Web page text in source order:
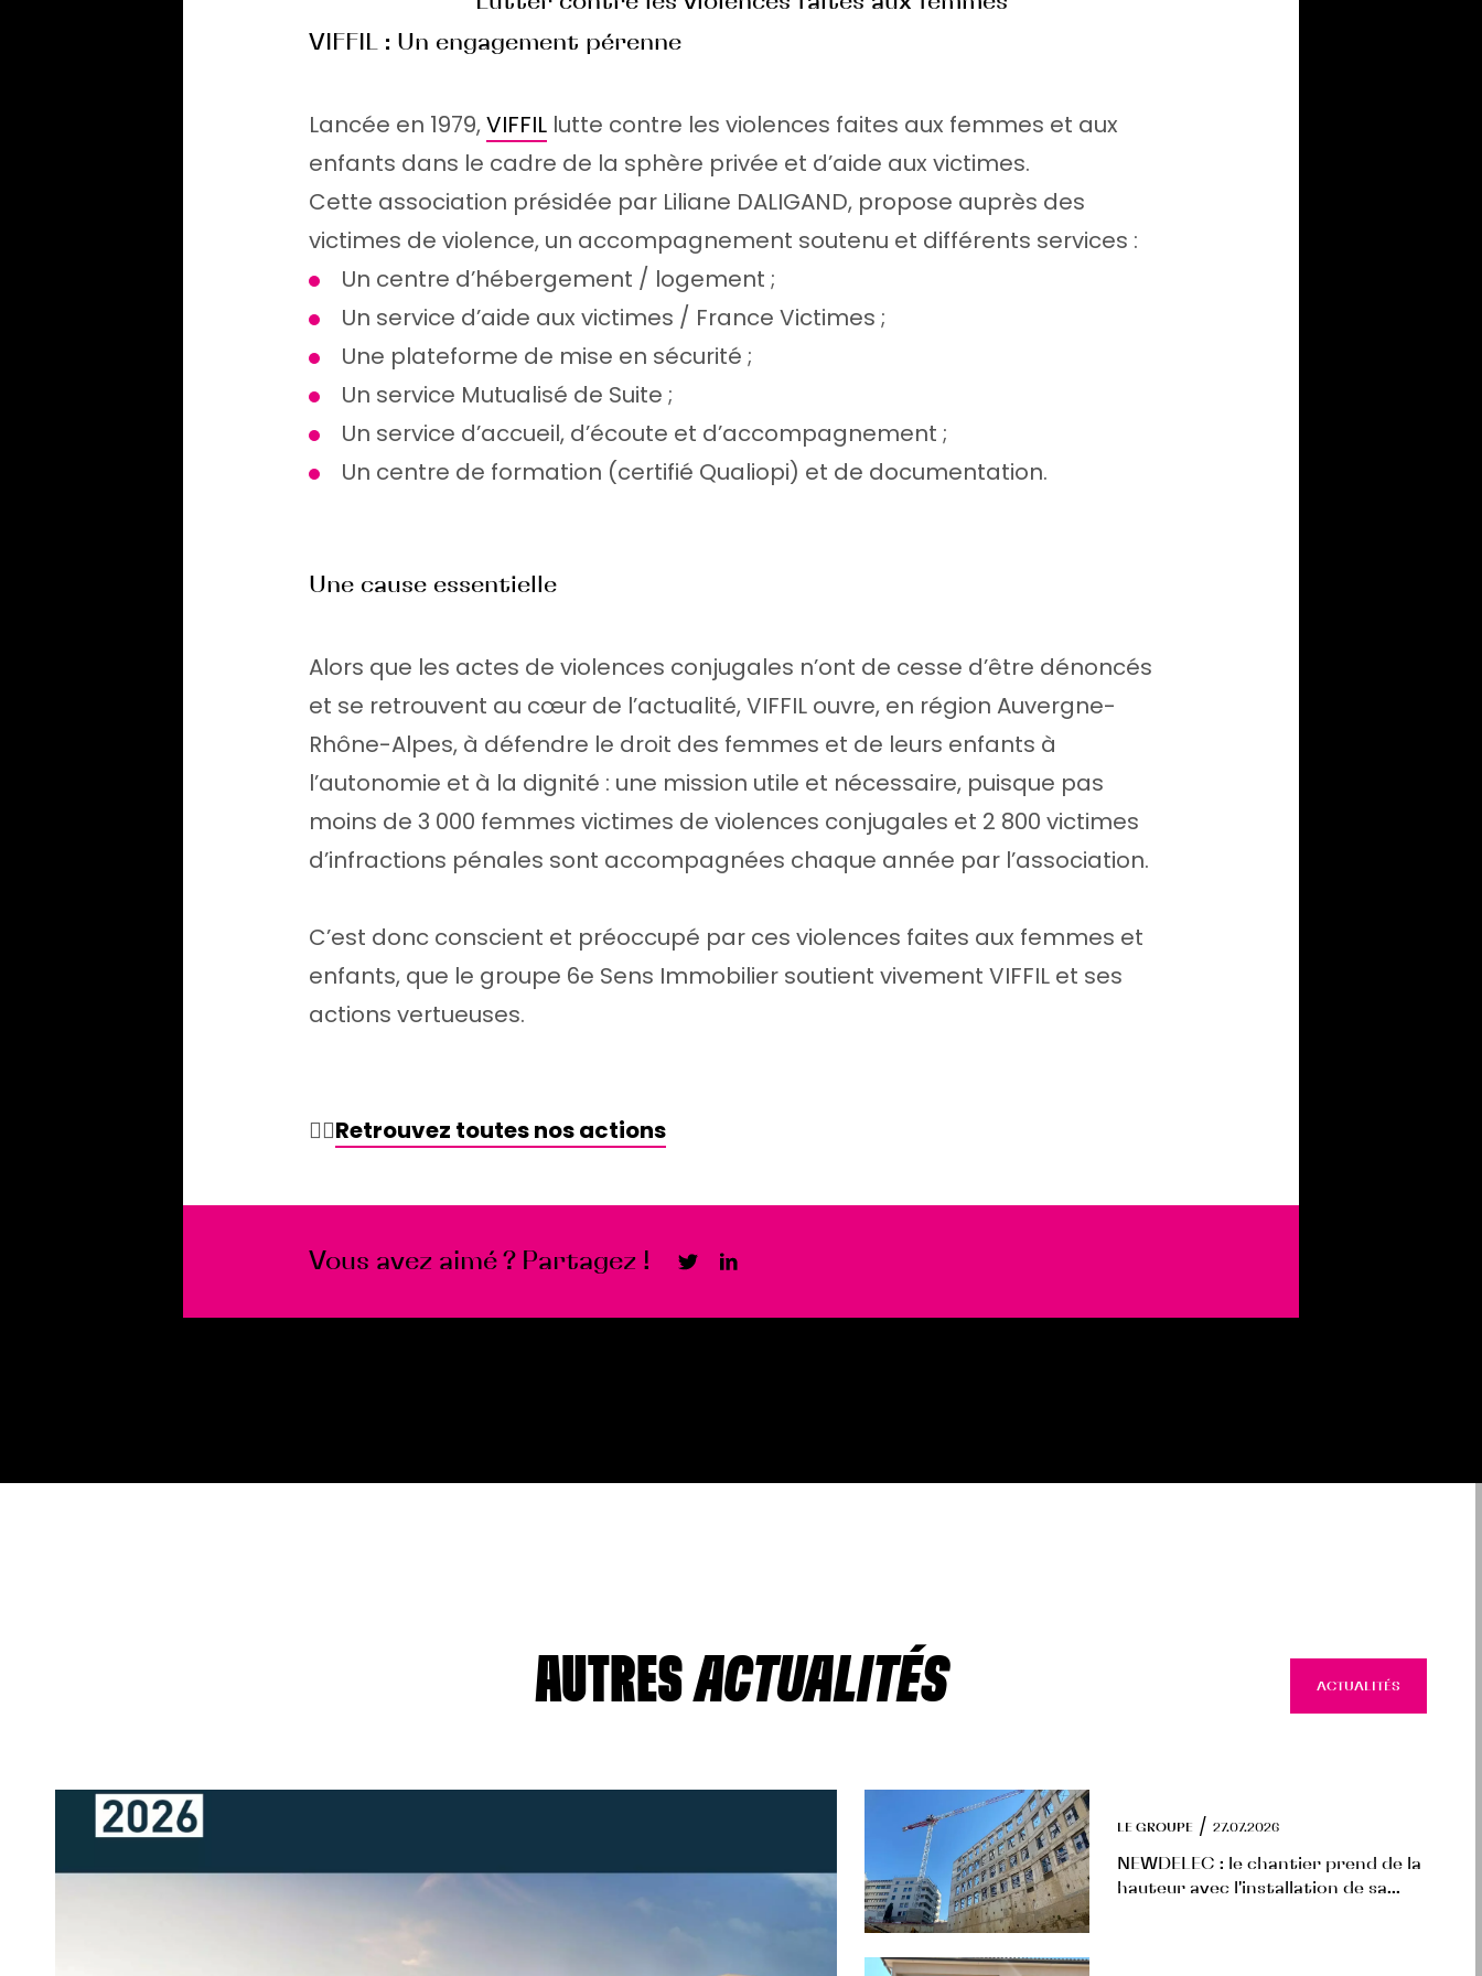
VIFFIL : Un engagement pérenne
Lancée en 1979,VIFFILlutte contre les violences faites aux femmes et aux
enfants dans le cadre de la sphère privée et d’aide aux victimes.
Cette association présidée par Liliane DALIGAND, propose auprès des
victimes de violence, un accompagnement soutenu et différents services :
Un centre d’hébergement / logement ;
Un service d’aide aux victimes / France Victimes ;
Une plateforme de mise en sécurité ;
Un service Mutualisé de Suite ;
Un service d’accueil, d’écoute et d’accompagnement ;
Un centre de formation (certifié Qualiopi) et de documentation.
Une cause essentielle
Alors que les actes de violences conjugales n’ont de cesse d’être dénoncés
et se retrouvent au cœur de l’actualité, VIFFIL ouvre, en région Auvergne-
Rhône-Alpes, à défendre le droit des femmes et de leurs enfants à
l’autonomie et à la dignité : une mission utile et nécessaire, puisque pas
moins de 3 000 femmes victimes de violences conjugales et 2 800 victimes
d’infractions pénales sont accompagnées chaque année par l’association.
C’est donc conscient et préoccupé par ces violences faites aux femmes et
enfants, que le groupe 6e Sens Immobilier soutient vivement VIFFIL et ses
actions vertueuses.
👉🏻Retrouvez toutes nos actions
Vous avez aimé ? Partagez !
AUTRESACTUALITÉS ACTUALITÉS
LE GROUPE / 27.07.2026
NEWDELEC : le chantier prend de la
hauteur avec l'installation de sa...